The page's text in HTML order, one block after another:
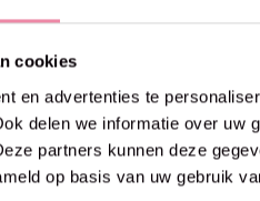
cookies
en advertenties te
delen we informatie over uw
partners kunnen deze
op basis van uw gebruik